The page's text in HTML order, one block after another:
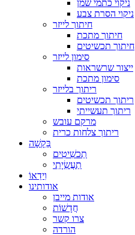
ניקוי כתמי שמן
ניקוי הסרת צבע
חיתוך לייזר
חיתוך מתכת
חיתוך תכשיטים
סימון לייזר
ייצור שרשראות
סימון מתכת
ריתוך בלייזר
ריתוך תכשיטים
ריתוך תעשייתי
מרקם עובש
ריתוך צלחות כרית
בַּקָשָׁה
תַכשִׁיטִים
תַעֲשִׂיָתִי
וִידֵאוֹ
אודותינו
אודות מייבן
חֲדָשׁוֹת
צרו קשר
הורדה